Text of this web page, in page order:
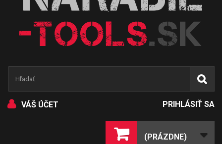
VÁŠ ÚČET PRIHLÁSIŤ SA
(PRÁZDNE)